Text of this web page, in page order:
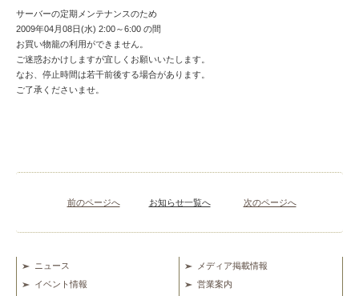
サーバーの定期メンテナンスのため
2009年04月08日(水) 2:00～6:00 の間
お買い物籠の利用ができません。
ご迷惑おかけしますが宜しくお願いいたします。
なお、停止時間は若干前後する場合があります。
ご了承くださいませ。
前のページへ お知らせ一覧へ 次のページへ
ニュース
メディア掲載情報
イベント情報
営業案内